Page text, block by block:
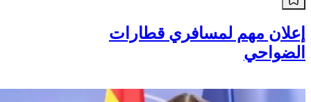
إعلان مهم لمسافري قطارات
الضواحي